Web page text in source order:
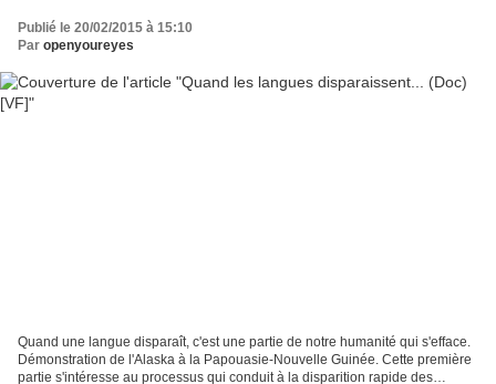
Publié le 20/02/2015 à 15:10
Par openyoureyes
Quand une langue disparaît, c'est une partie de notre humanité qui s'efface.
Démonstration de l'Alaska à la Papouasie-Nouvelle Guinée. Cette première
partie s'intéresse au processus qui conduit à la disparition rapide des